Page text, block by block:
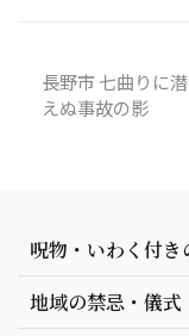
長野市 七曲りに
えぬ事故の影
呪物・いわく付き
地域の禁忌・儀式